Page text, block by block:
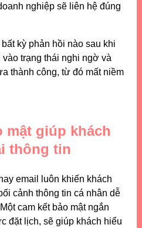
nghiệp sẽ liên hệ đúng
kỳ phản hồi nào sau khi
trạng thái nghi ngờ và
thành công, từ đó mất niềm
mật giúp khách
thông tin
email luôn khiến khách
cảnh thông tin cá nhân dễ
cam kết bảo mật ngắn
đặt lịch, sẽ giúp khách hiểu